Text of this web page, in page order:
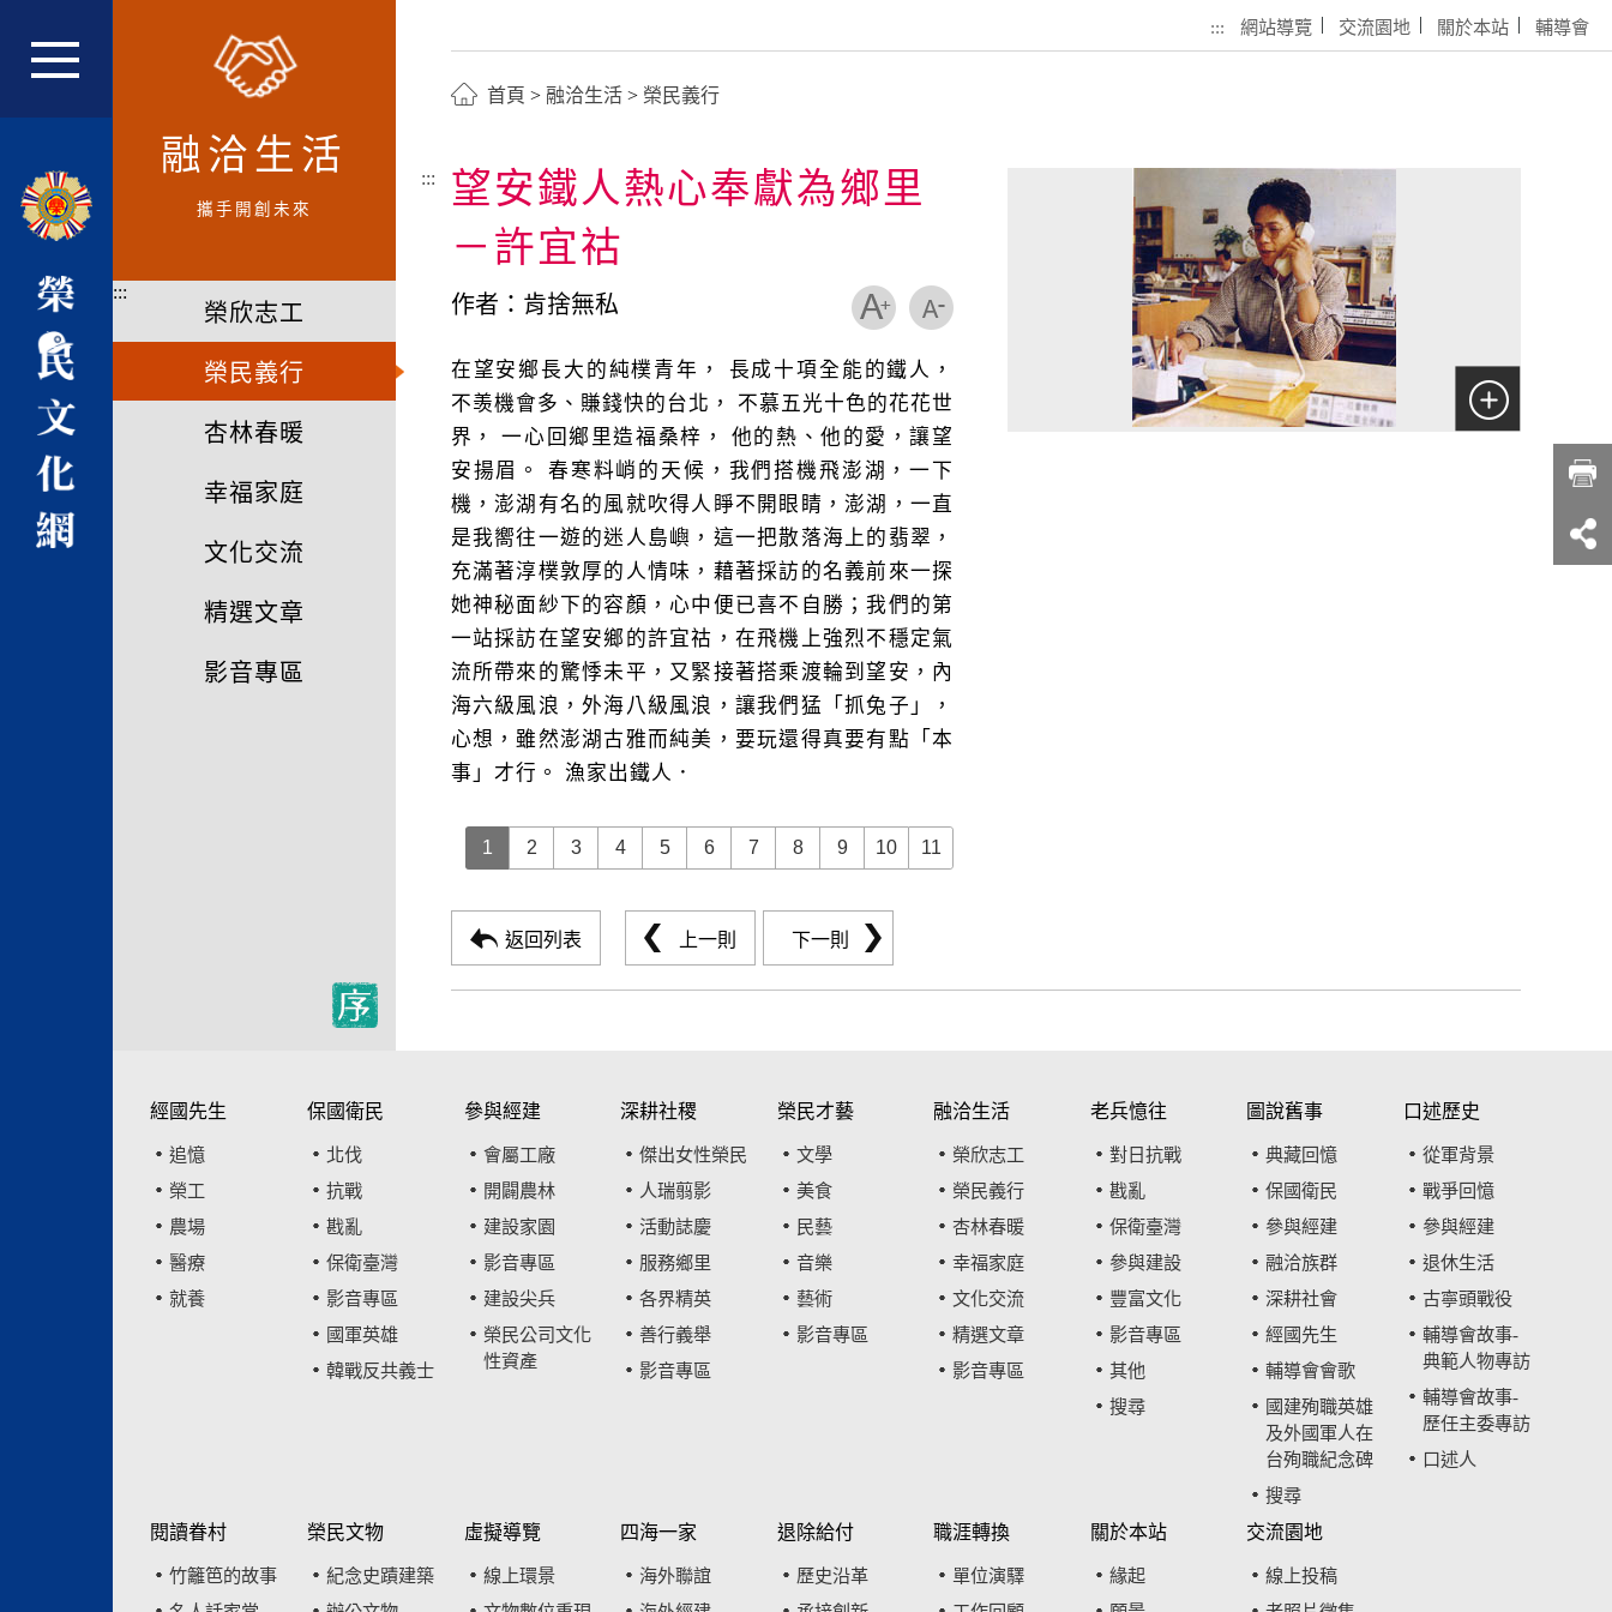
融洽生活
攜手開創未來
:::
榮欣志工
榮民義行
杏林春暖
幸福家庭
文化交流
精選文章
影音專區
::: 網站導覽 交流園地 關於本站 輔導會
首頁 > 融洽生活> 榮民義行
:::
望安鐵人熱心奉獻為鄉里
－許宜祜
作者：肯捨無私
在望安鄉長大的純樸青年， 長成十項全能的鐵人，
不羡機會多、賺錢快的台北， 不慕五光十色的花花世
界， 一心回鄉里造福桑梓， 他的熱、他的愛，讓望
安揚眉。 春寒料峭的天候，我們搭機飛澎湖，一下
機，澎湖有名的風就吹得人睜不開眼睛，澎湖，一直
是我嚮往一遊的迷人島嶼，這一把散落海上的翡翠，
充滿著淳樸敦厚的人情味，藉著採訪的名義前來一探
她神秘面紗下的容顏，心中便已喜不自勝；我們的第
一站採訪在望安鄉的許宜祜，在飛機上強烈不穩定氣
流所帶來的驚悸未平，又緊接著搭乘渡輪到望安，內
海六級風浪，外海八級風浪，讓我們猛「抓兔子」，
心想，雖然澎湖古雅而純美，要玩還得真要有點「本
事」才行。 漁家出鐵人．
1 2 3 4 5 6 7 8 9 10 11
返回列表 上一則 下一則
經國先生
追憶
榮工
農場
醫療
就養
保國衛民
北伐
抗戰
戡亂
保衛臺灣
影音專區
國軍英雄
韓戰反共義士
參與經建
會屬工廠
開闢農林
建設家園
影音專區
建設尖兵
榮民公司文化
性資產
深耕社稷
傑出女性榮民
人瑞翦影
活動誌慶
服務鄉里
各界精英
善行義舉
影音專區
榮民才藝
文學
美食
民藝
音樂
藝術
影音專區
融洽生活
榮欣志工
榮民義行
杏林春暖
幸福家庭
文化交流
精選文章
影音專區
老兵憶往
對日抗戰
戡亂
保衛臺灣
參與建設
豐富文化
影音專區
其他
搜尋
圖說舊事
典藏回憶
保國衛民
參與經建
融洽族群
深耕社會
經國先生
輔導會會歌
國建殉職英雄
及外國軍人在
台殉職紀念碑
搜尋
口述歷史
從軍背景
戰爭回憶
參與經建
退休生活
古寧頭戰役
輔導會故事-
典範人物專訪
輔導會故事-
歷任主委專訪
口述人
閱讀眷村
竹籬笆的故事
榮民文物
紀念史蹟建築
虛擬導覽
線上環景
四海一家
海外聯誼
退除給付
歷史沿革
職涯轉換
單位演驛
關於本站
緣起
交流園地
線上投稿